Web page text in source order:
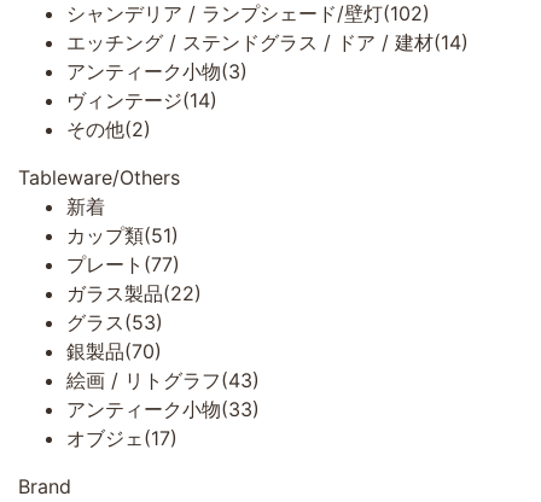
シャンデリア / ランプシェード/壁灯(102)
エッチング / ステンドグラス / ドア / 建材(14)
アンティーク小物(3)
ヴィンテージ(14)
その他(2)
Tableware/Others
新着
カップ類(51)
プレート(77)
ガラス製品(22)
グラス(53)
銀製品(70)
絵画 / リトグラフ(43)
アンティーク小物(33)
オブジェ(17)
Brand